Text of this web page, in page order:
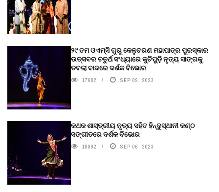
୨୯ ତମ ଓଏମ୍‌ସି ଗୁରୁ କେଳୁଚରଣ ମହାପାତ୍ର ପୁରସ୍କାର
ଉତ୍ସବର ଚତୁର୍ଥ ସଂଧ୍ୟାରେ କୁଚିପୁଡ଼ି ନୃତ୍ୟ ସାଙ୍ଗକୁ
ତବଲା ବାଦରେ ଦର୍ଶକ ବିଭୋର
17682 SEP 09, 2023
କଥକ ଶାସ୍ତ୍ରୀୟ ନୃତ୍ୟ ସହିତ ହିନ୍ଦୁସ୍ଥାନୀ କଣ୍ଠ
ସଙ୍ଗୀତରେ ଦର୍ଶକ ବିଭୋର
18082 SEP 06, 2023